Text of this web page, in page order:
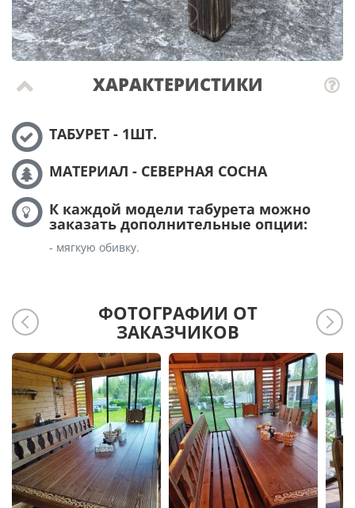
ХАРАКТЕРИСТИКИ
ТАБУРЕТ - 1ШТ.
МАТЕРИАЛ - СЕВЕРНАЯ СОСНА
К каждой модели табурета можно
заказать дополнительные опции:
- мягкую обивку.
ФОТОГРАФИИ ОТ
ЗАКАЗЧИКОВ